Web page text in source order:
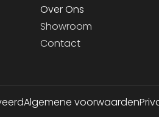
Over Ons
Showroom
Contact
Algemene voorwaarden